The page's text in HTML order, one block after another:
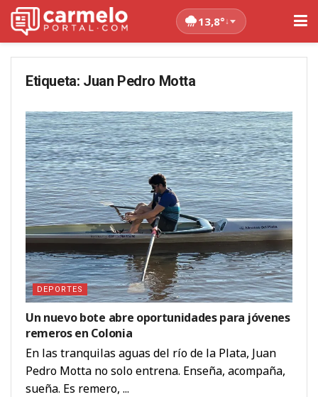
13,8°↓
Etiqueta: Juan Pedro Motta
DEPORTES
Un nuevo bote abre oportunidades para jóvenes
remeros en Colonia
En las tranquilas aguas del río de la Plata, Juan
Pedro Motta no solo entrena. Enseña, acompaña,
sueña. Es remero, ...